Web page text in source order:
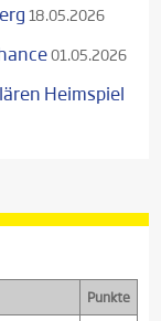
18.05.2026
01.05.2026
Heimspiel
Punkte